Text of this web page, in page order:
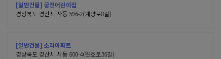
[일반건물] 궁전어린이집
경상북도 경산시 사동 596-2(계양로8길)
[일반건물] 소라아파트
경상북도 경산시 사동 600-4(원효로36길)